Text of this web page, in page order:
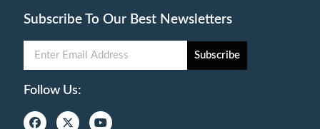
Subscribe To Our Best Newsletters
Subscribe
Follow Us: